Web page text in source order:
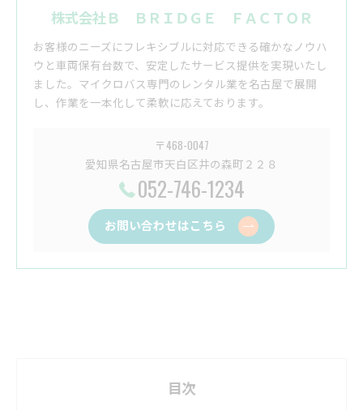
株式会社Ｂ ＢＲＩＤＧＥ ＦＡＣＴＯＲ
お客様のニーズにフレキシブルに対応できる確かなノウハ
ウと車両保有台数で、安定したサービス提供を実現いたし
ました。マイクロバス専門のレンタル業を名古屋で展開
し、作業を一本化して柔軟に応えております。
〒468-0047
愛知県名古屋市天白区井の森町２２８
052-746-1234
お問い合わせはこちら
目次